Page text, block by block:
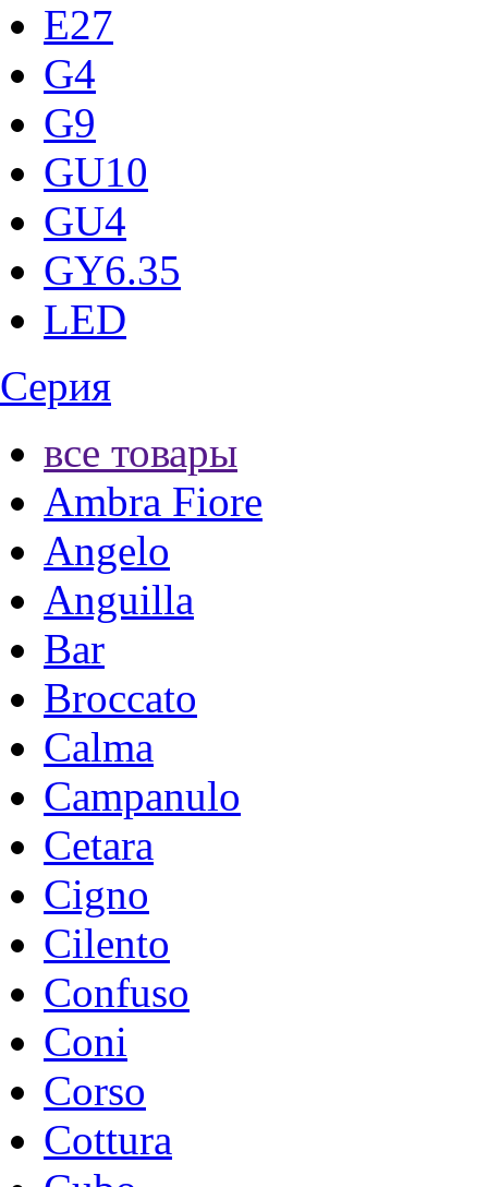
E27
G4
G9
GU10
GU4
GY6.35
LED
Серия
все товары
Ambra Fiore
Angelo
Anguilla
Bar
Broccato
Calma
Campanulo
Cetara
Cigno
Cilento
Confuso
Coni
Corso
Cottura